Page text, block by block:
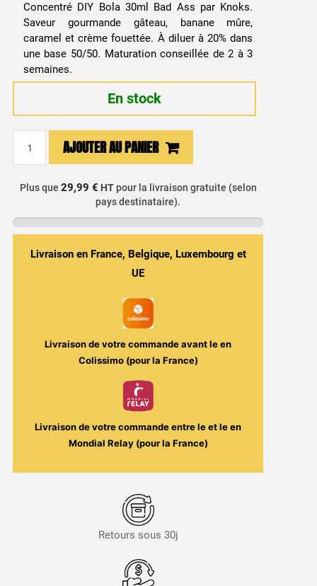
Concentré DIY Bola 30ml Bad Ass par Knoks.
Saveur gourmande gâteau, banane mûre,
caramel et crème fouettée. À diluer à 20% dans
une base 50/50. Maturation conseillée de 2 à 3
semaines.
En stock
Concentré
Gâteau
Banane
Caramel
AJOUTER AU PANIER
Plus que 29,99 € HTpour la livraison gratuite (selon
pays destinataire).
Livraison en France, Belgique, Luxembourg et
UE
Livraison de votre commande avant leen
Colissimo (pour la France)
Livraison de votre commande entre leet leen
Mondial Relay (pour la France)
Retours sous 30j